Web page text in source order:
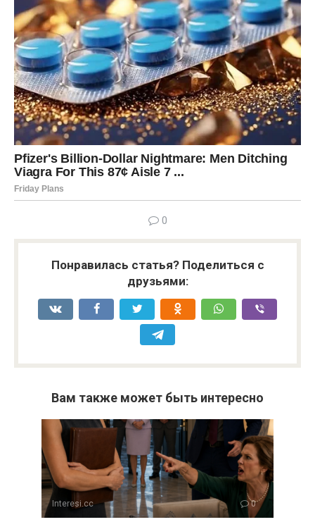
0
Понравилась статья? Поделиться с
друзьями:
Вам также может быть интересно
Interesi.cc 0